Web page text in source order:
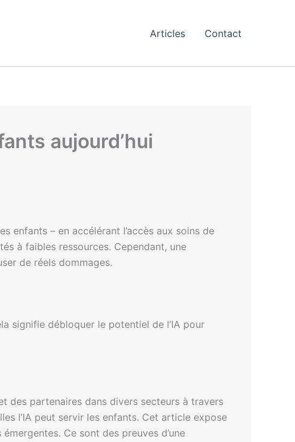
Articles Contact
aujourd’hui
enfants – en accélérant l’accès aux soins de
à faibles ressources. Cependant, une
de réels dommages.
signifie débloquer le potentiel de l’IA pour
des partenaires dans divers secteurs à travers
l’IA peut servir les enfants. Cet article expose
Ce sont des preuves d’une